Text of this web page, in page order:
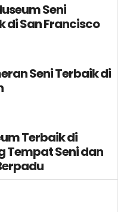
Seni
di San Francisco
Seni Terbaik di
Terbaik di
Tempat Seni dan